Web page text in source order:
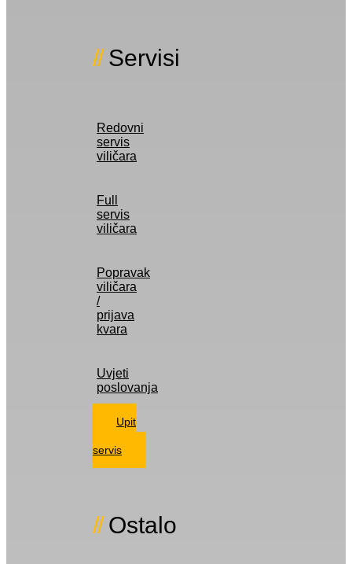
Servisi
Redovni
servis
viličara
Full
servis
viličara
Popravak
viličara
/
prijava
kvara
Uvjeti
poslovanja
Upit
servis
Ostalo